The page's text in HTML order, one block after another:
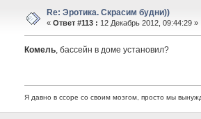
Re: Эротика. Скрасим будни))
« Ответ #113 : 12 Декабрь 2012, 09:44:29 »
Комель , бассейн в доме установил?
Я давно в cсоре со своим мозгом, просто мы